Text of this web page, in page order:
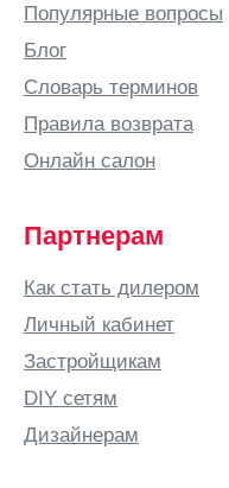
ВНИИССОК
Водный
Волгоград
Волгодонск
Волжский
Вологда
Волоколамск
Вольск
Воронеж
Воронежская
область
Воскресенское
Популярные вопросы
Блог
Словарь терминов
Правила возврата
Онлайн салон
Партнерам
Как стать дилером
Личный кабинет
Застройщикам
DIY сетям
Дизайнерам